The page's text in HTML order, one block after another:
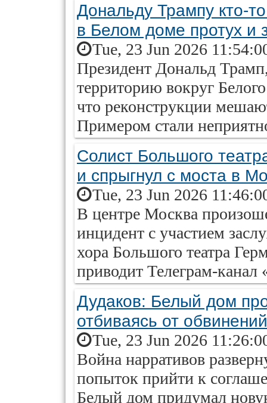
Дональду Трампу кто-
в Белом доме протух и
Tue, 23 Jun 2026
Президент Дональд
территорию вокруг
что реконструкции
Примером стали
Солист Большого
и спрыгнул с моста в
Tue, 23 Jun 2026
В центре Москва
инцидент с участием
хора Большого театра
приводит Телеграм-канал
Дудаков: Белый дом
отбиваясь от
Tue, 23 Jun 2026
Война нарративов
попыток прийти к
Белый дом придумал